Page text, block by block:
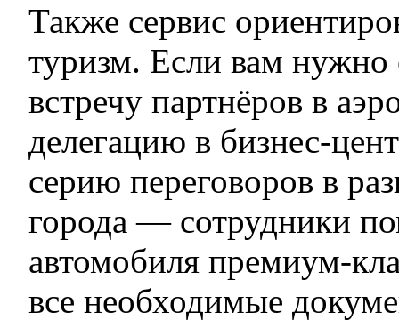
Также сервис
туризм. Если вам нужно
встречу партнёров в
делегацию в бизнес-
серию переговоров в
города — сотрудники
автомобиля премиум-
все необходимые